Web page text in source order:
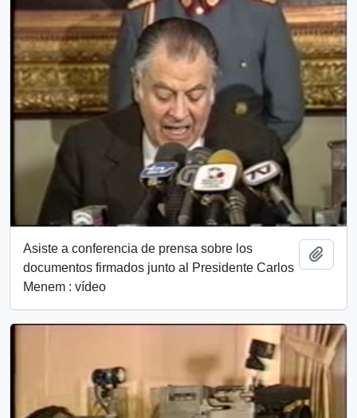
Asiste a conferencia de prensa sobre los
documentos firmados junto al Presidente Carlos
Menem : vídeo